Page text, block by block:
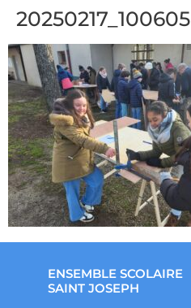
20250217_100605
ENSEMBLE SCOLAIRE
SAINT JOSEPH